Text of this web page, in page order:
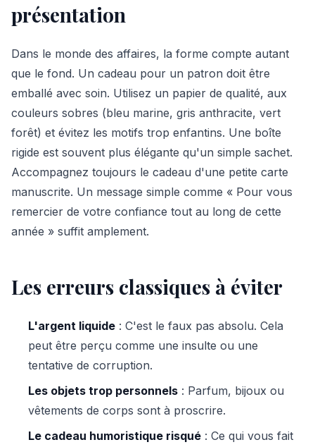
présentation
Dans le monde des affaires, la forme compte autant
que le fond. Un cadeau pour un patron doit être
emballé avec soin. Utilisez un papier de qualité, aux
couleurs sobres (bleu marine, gris anthracite, vert
forêt) et évitez les motifs trop enfantins. Une boîte
rigide est souvent plus élégante qu'un simple sachet.
Accompagnez toujours le cadeau d'une petite carte
manuscrite. Un message simple comme « Pour vous
remercier de votre confiance tout au long de cette
année » suffit amplement.
Les erreurs classiques à éviter
L'argent liquide : C'est le faux pas absolu. Cela
peut être perçu comme une insulte ou une
tentative de corruption.
Les objets trop personnels : Parfum, bijoux ou
vêtements de corps sont à proscrire.
Le cadeau humoristique risqué : Ce qui vous fait